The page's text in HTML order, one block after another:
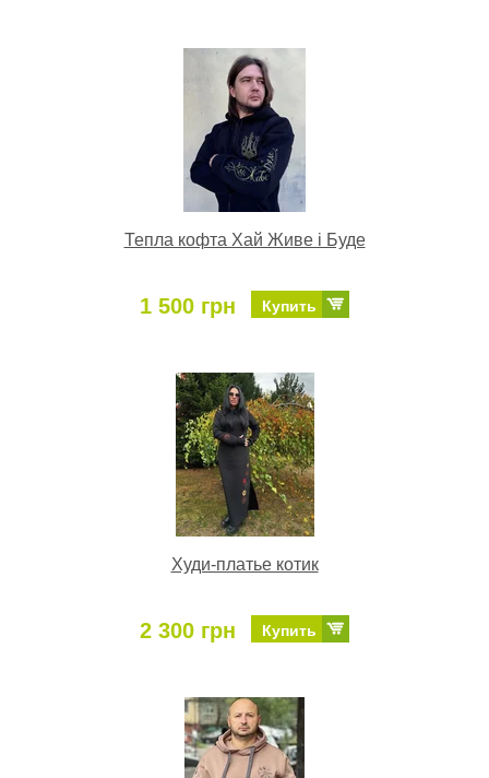
Тепла кофта Хай Живе і Буде
1 500 грн Купить
Худи-платье котик
2 300 грн Купить